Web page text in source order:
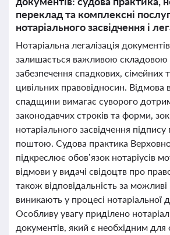
переклад та комплексні
нотаріального засвідчення і
Нотаріальна легалізація документів
залишається важливою складовою
забезпечення спадкових, сімейних
цивільних правовідносин. Відмова
спадщини вимагає суворого
законодавчих строків та форми,
нотаріального засвідчення
поштою. Судова практика
підкреслює обов’язок нотаріусів
відмови у видачі свідоцтв про
також відповідальність за
виникають у процесі нотаріальної
Особливу увагу приділено
документів, який є необхідним для